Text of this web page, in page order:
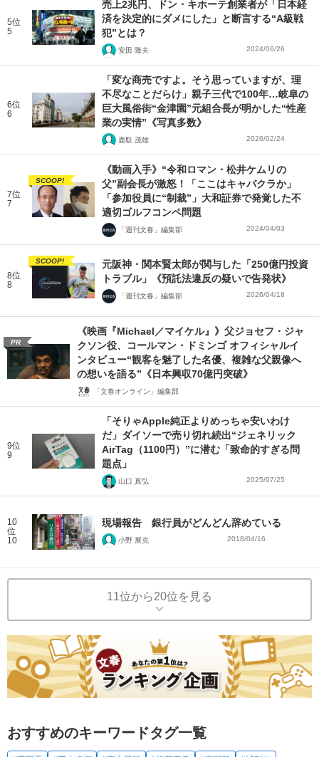
5位
5
売上2兆円、ドン・キホーテ創業者が「日本経
済を決定的にダメにした」と断言する“A級戦
犯”とは？
安田 隆夫 2024/06/26
6位
6
「変な商売ですよ。そう思っていますが、理
不尽なことだらけ」親子三代で100年…岐阜の
巨大風俗街“金津園”元組合長が明かした“性産
業の実情”《写真多数》
鹿取 茂雄 2026/02/24
7位
7
SCOOP!
《動画入手》“令和ロマン・松井ケムリの
父”副会長が激怒！「ここはキャバクラか」
「参加役員に“制裁”」大和証券で発覚した不
適切ゴルフコンペ問題
「週刊文春」編集部 2024/04/03
8位
8
SCOOP!
元阪神・関本賢太郎が関与した「250億円投資
トラブル」《預託法違反の疑いで告発状》
「週刊文春」編集部 2026/04/18
PR
《映画『Michael／マイケル』》父ジョセフ・ジャ
クソン役、コールマン・ドミンゴ オフィシャルイ
ンタビュー“観客を魅了した名優、複雑な父親像へ
の想いを語る”《日本興収70億円突破》
「文春オンライン」編集部
9位
9
「そりゃApple純正よりめっちゃ安いわけ
だ」ダイソーで売り切れ続出“ジェネリック
AirTag（1100円）”に潜む「致命的すぎる問
題点」
山口 真弘 2025/07/25
10
位
10
現場報告 銀行員がどんどん辞めている
小野 展克 2018/04/16
11位から20位を見る
おすすめのキーワードタグ一覧